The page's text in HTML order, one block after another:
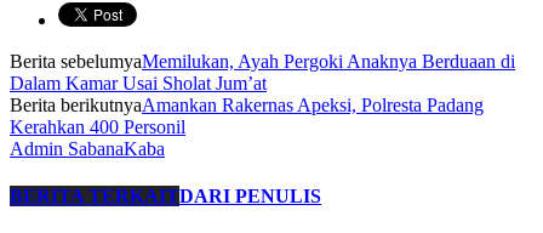
Berita sebelumyaMemilukan, Ayah Pergoki Anaknya Berduaan di
Dalam Kamar Usai Sholat Jum’at
Berita berikutnyaAmankan Rakernas Apeksi, Polresta Padang
Kerahkan 400 Personil
Admin SabanaKaba
BERITA TERKAITDARI PENULIS